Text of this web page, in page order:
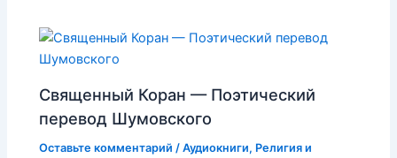
Священный Коран — Поэтический
перевод Шумовского
Оставьте комментарий /Аудиокниги, Религия и